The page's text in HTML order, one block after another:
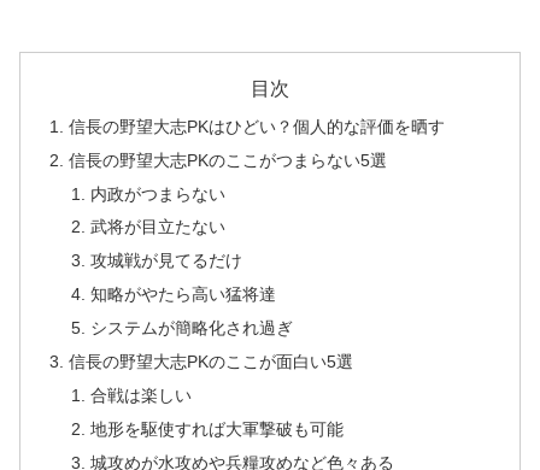
目次
信長の野望大志PKはひどい？個人的な評価を晒す
信長の野望大志PKのここがつまらない5選
内政がつまらない
武将が目立たない
攻城戦が見てるだけ
知略がやたら高い猛将達
システムが簡略化され過ぎ
信長の野望大志PKのここが面白い5選
合戦は楽しい
地形を駆使すれば大軍撃破も可能
城攻めが水攻めや兵糧攻めなど色々ある